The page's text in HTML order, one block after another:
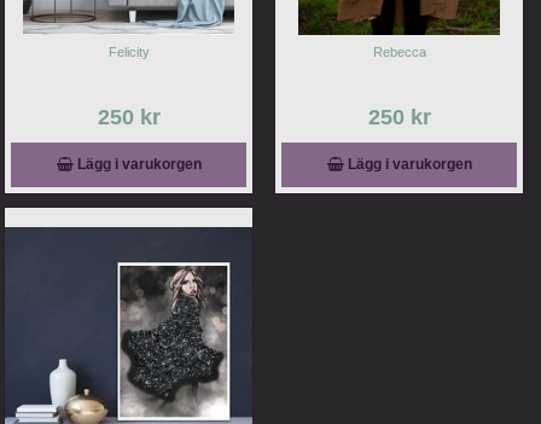
Felicity
250 kr
Lägg i varukorgen
Rebecca
250 kr
Lägg i varukorgen